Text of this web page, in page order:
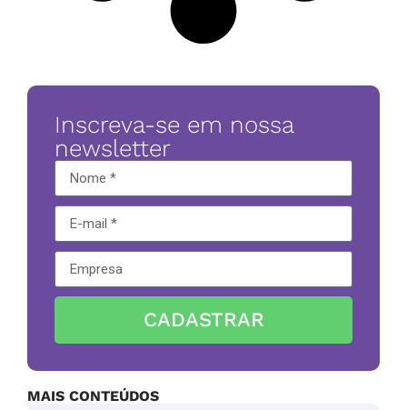
Inscreva-se em nossa
newsletter
CADASTRAR
MAIS CONTEÚDOS